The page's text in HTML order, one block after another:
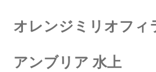
オレンジミリオフィ
アンブリア 水上